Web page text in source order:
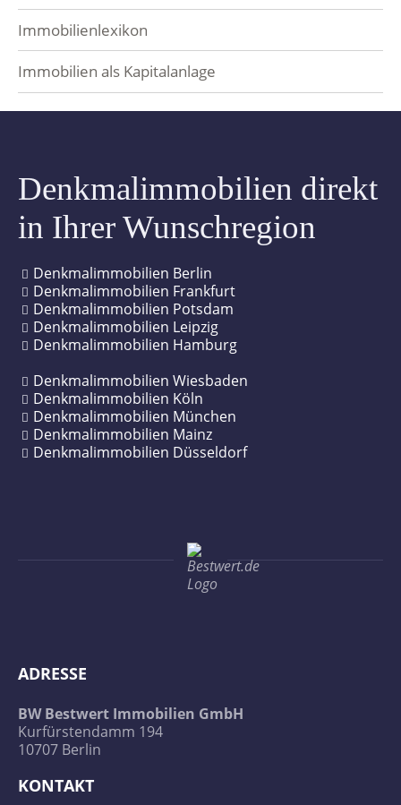
Kreuzberg
Moabit
Prenzlauer Berg
Steglitz
Tempelhof
Treptow-Köpenick
Wannsee
Weißensee
Wilmersdorf
Zehlendorf
Bornheim
Westend
Bahnhofsviertel
Volkmarsdorf
Kleinzschocher
Neuschönefeld
Schleußig
Altstadt
Stötteritz
Südvorstadt
Bachviertel
Connewitz
Gohlis
Musikviertel
Waldstraßenviertel
Immobilienlexikon
Immobilien als Kapitalanlage
Denkmalimmobilien direkt
in Ihrer Wunschregion
Denkmalimmobilien Berlin
Denkmalimmobilien Frankfurt
Denkmalimmobilien Potsdam
Denkmalimmobilien Leipzig
Denkmalimmobilien Hamburg
Denkmalimmobilien Wiesbaden
Denkmalimmobilien Köln
Denkmalimmobilien München
Denkmalimmobilien Mainz
Denkmalimmobilien Düsseldorf
ADRESSE
BW Bestwert Immobilien GmbH
Kurfürstendamm 194
10707 Berlin
KONTAKT